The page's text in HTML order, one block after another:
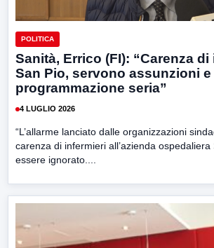
POLITICA
Sanità, Errico (FI): “Carenza
San Pio, servono assunzioni e
programmazione seria”
4 LUGLIO 2026
“L’allarme lanciato dalle organizzazioni
carenza di infermieri all’azienda
essere ignorato....